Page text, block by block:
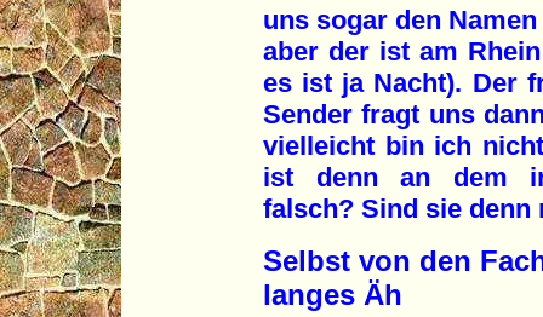
uns sogar den
aber der ist am
es ist ja Nacht). Der
Sender fragt uns
vielleicht bin ich
ist denn an dem
falsch? Sind sie
Selbst von den
langes Äh